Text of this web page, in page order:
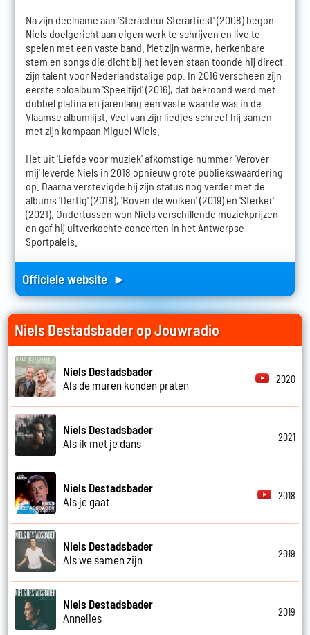
Na zijn deelname aan 'Steracteur Sterartiest' (2008) begon
Niels doelgericht aan eigen werk te schrijven en live te
spelen met een vaste band. Met zijn warme, herkenbare
stem en songs die dicht bij het leven staan toonde hij direct
zijn talent voor Nederlandstalige pop. In 2016 verscheen zijn
eerste soloalbum 'Speeltijd' (2016), dat bekroond werd met
dubbel platina en jarenlang een vaste waarde was in de
Vlaamse albumlijst. Veel van zijn liedjes schreef hij samen
met zijn kompaan Miguel Wiels.
Het uit 'Liefde voor muziek' afkomstige nummer 'Verover
mij' leverde Niels in 2018 opnieuw grote publiekswaardering
op. Daarna verstevigde hij zijn status nog verder met de
albums 'Dertig' (2018), 'Boven de wolken' (2019) en 'Sterker'
(2021). Ondertussen won Niels verschillende muziekprijzen
en gaf hij uitverkochte concerten in het Antwerpse
Sportpaleis.
Officiele website ►
Niels Destadsbader op Jouwradio
Niels Destadsbader
Als de muren konden praten
2020
Niels Destadsbader
Als ik met je dans
2021
Niels Destadsbader
Als je gaat
2018
Niels Destadsbader
Als we samen zijn
2019
Niels Destadsbader
Annelies
2019